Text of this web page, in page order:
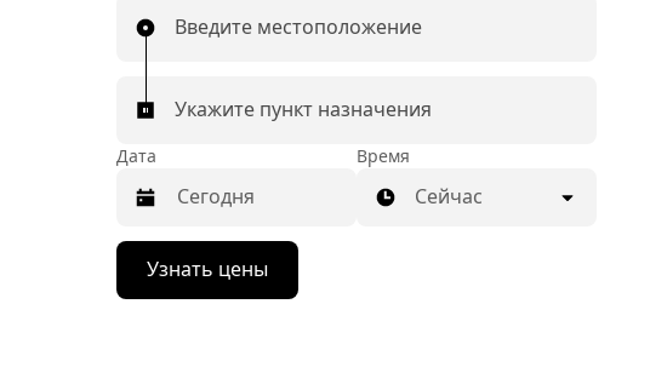
Введите местоположение
Укажите пункт назначения
Дата
Нажмите
стрелку
вниз,
Время
Сейчас
Узнать цены